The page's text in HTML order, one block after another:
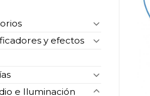
y efectos
e Iluminación